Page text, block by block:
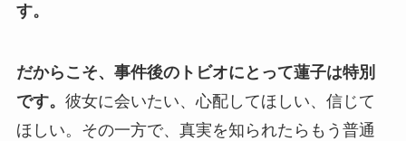
す。
だからこそ、事件後のトビオにとって蓮子は特別
です。 彼女に会いたい、心配してほしい、信じて
ほしい。その一方で、真実を知られたらもう普通